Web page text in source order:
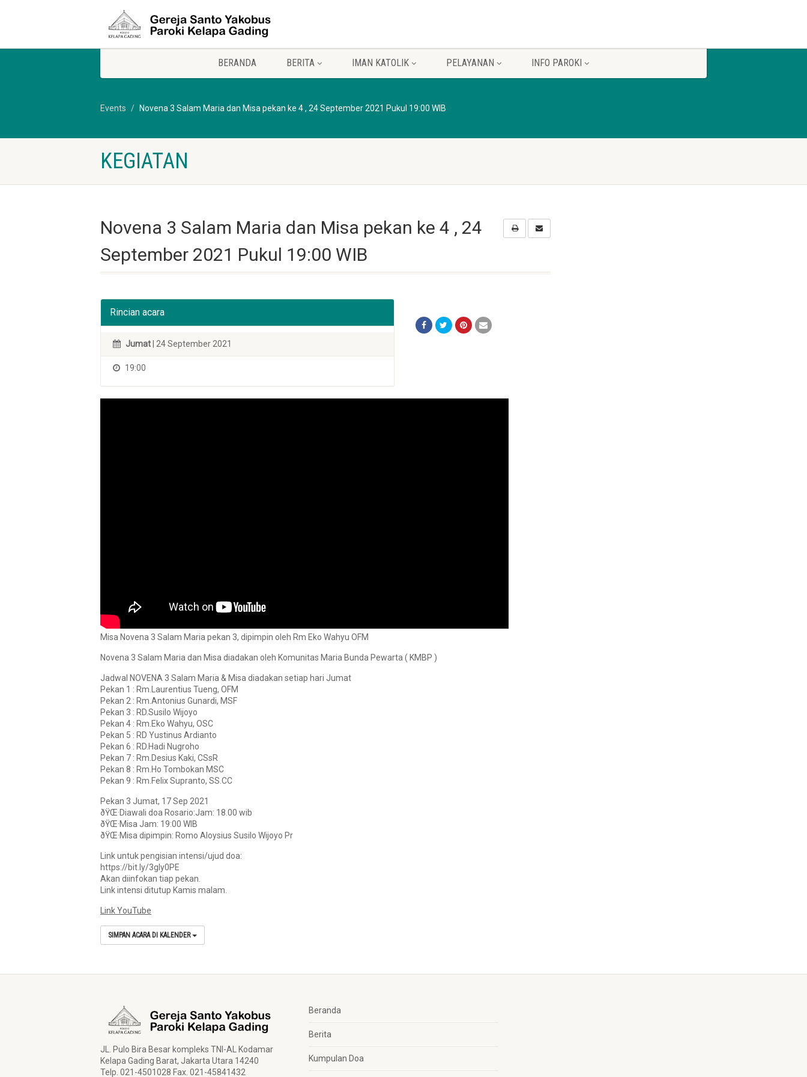
BERANDA BERITA IMAN KATOLIK PELAYANAN INFO PAROKI
Events Novena 3 Salam Maria dan Misa pekan ke 4 , 24 September 2021 Pukul 19:00 WIB
KEGIATAN
Novena 3 Salam Maria dan Misa pekan ke 4 , 24
September 2021 Pukul 19:00 WIB
Rincian acara
Jumat | 24 September 2021
19:00
Misa Novena 3 Salam Maria pekan 3, dipimpin oleh Rm Eko Wahyu OFM
Novena 3 Salam Maria dan Misa diadakan oleh Komunitas Maria Bunda Pewarta ( KMBP )
Jadwal NOVENA 3 Salam Maria & Misa diadakan setiap hari Jumat
Pekan 1 : Rm.Laurentius Tueng, OFM
Pekan 2 : Rm.Antonius Gunardi, MSF
Pekan 3 : RD.Susilo Wijoyo
Pekan 4 : Rm.Eko Wahyu, OSC
Pekan 5 : RD Yustinus Ardianto
Pekan 6 : RD.Hadi Nugroho
Pekan 7 : Rm.Desius Kaki, CSsR
Pekan 8 : Rm.Ho Tombokan MSC
Pekan 9 : Rm.Felix Supranto, SS.CC
Pekan 3 Jumat, 17 Sep 2021
ðŸŒ·Diawali doa Rosario:Jam: 18.00 wib
ðŸŒ·Misa Jam: 19:00 WIB
ðŸŒ·Misa dipimpin: Romo Aloysius Susilo Wijoyo Pr
Link untuk pengisian intensi/ujud doa:
https://bit.ly/3gIy0PE
Akan diinfokan tiap pekan.
Link intensi ditutup Kamis malam.
Link YouTube
SIMPAN ACARA DI KALENDER
JL. Pulo Bira Besar kompleks TNI-AL Kodamar
Kelapa Gading Barat, Jakarta Utara 14240
Telp. 021-4501028 Fax. 021-45841432
Beranda
Berita
Kumpulan Doa